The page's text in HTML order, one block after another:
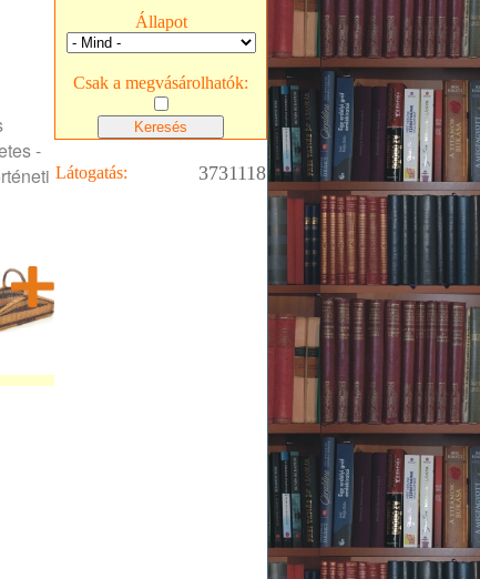
-
Állapot
Csak a megvásárolhatók:
Látogatás: 3731118